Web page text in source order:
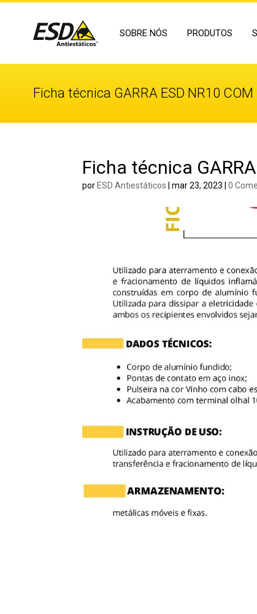
SOBRE NÓS PRODUTOS
Ficha técnica GARRA ESD NR10 COM
Ficha técnica
por ESD Antiestáticos |mar 23, 2023 |0